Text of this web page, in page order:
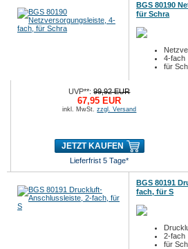
BGS 80190
für Schra
4-fach
für
UVP**:99,92 EUR
67,95 EUR
inkl. MwSt.zzgl. Versand
JETZT KAUFEN
Lieferfrist 5 Tage*
BGS 80191
fach, für S
2-fach
für